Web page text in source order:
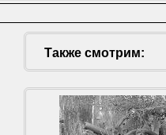
Также смотрим: